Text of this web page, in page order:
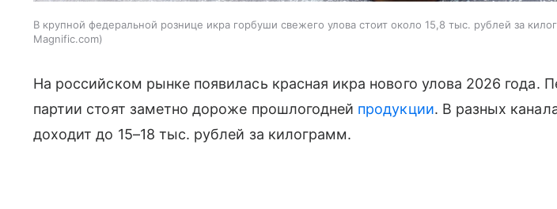
В крупной федеральной рознице икра горбуши свежего улова стоит около 15,8 тыс. рублей за
Magnific.com
На российском рынке появилась красная икра нового улова 2026 года.
партии стоят заметно дороже прошлогодней продукции. В разных
доходит до 15–18 тыс. рублей за килограмм.